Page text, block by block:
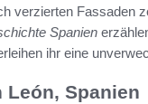
verzierten Fassaden
Spanien
ihr eine
Spanien